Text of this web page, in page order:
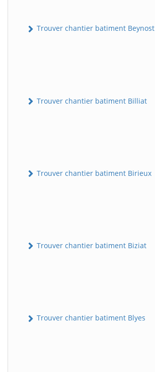
Trouver chantier batiment Beynost
Trouver chantier batiment Billiat
Trouver chantier batiment Birieux
Trouver chantier batiment Biziat
Trouver chantier batiment Blyes